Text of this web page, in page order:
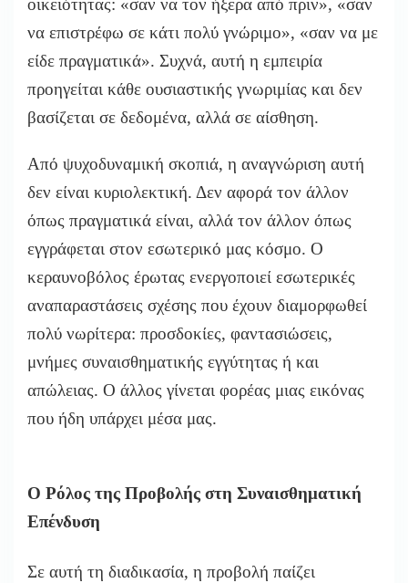
οικειότητας: «σαν να τον ήξερα από πριν», «σαν
να επιστρέφω σε κάτι πολύ γνώριμο», «σαν να με
είδε πραγματικά». Συχνά, αυτή η εμπειρία
προηγείται κάθε ουσιαστικής γνωριμίας και δεν
βασίζεται σε δεδομένα, αλλά σε αίσθηση.
Από ψυχοδυναμική σκοπιά, η αναγνώριση αυτή
δεν είναι κυριολεκτική. Δεν αφορά τον άλλον
όπως πραγματικά είναι, αλλά τον άλλον όπως
εγγράφεται στον εσωτερικό μας κόσμο. Ο
κεραυνοβόλος έρωτας ενεργοποιεί εσωτερικές
αναπαραστάσεις σχέσης που έχουν διαμορφωθεί
πολύ νωρίτερα: προσδοκίες, φαντασιώσεις,
μνήμες συναισθηματικής εγγύτητας ή και
απώλειας. Ο άλλος γίνεται φορέας μιας εικόνας
που ήδη υπάρχει μέσα μας.
Ο Ρόλος της Προβολής στη Συναισθηματική
Επένδυση
Σε αυτή τη διαδικασία, η προβολή παίζει